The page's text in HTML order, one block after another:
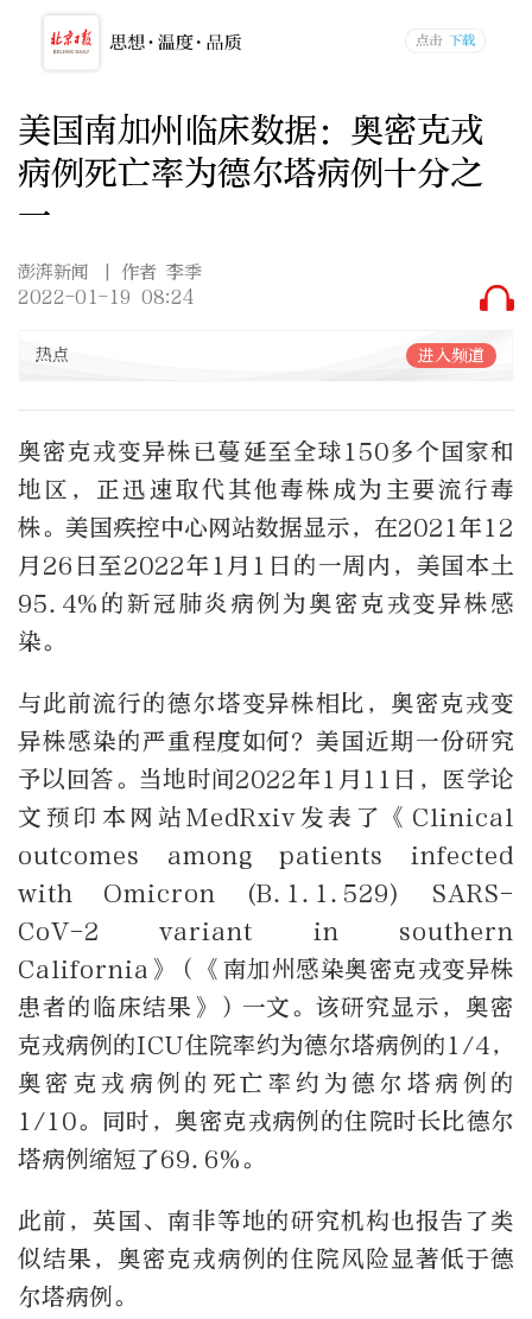
美国南加州临床数据：奥密克戎
病例死亡率为德尔塔病例十分之
一
澎湃新闻
| 作者 李季
2022-01-19 08:24
热点 进入频道
奥密克戎变异株已蔓延至全球150多个国家和
地区，正迅速取代其他毒株成为主要流行毒
株。美国疾控中心网站数据显示，在2021年12
月26日至2022年1月1日的一周内，美国本土
95.4%的新冠肺炎病例为奥密克戎变异株感
染。
与此前流行的德尔塔变异株相比，奥密克戎变
异株感染的严重程度如何？美国近期一份研究
予以回答。当地时间2022年1月11日，医学论
文预印本网站MedRxiv发表了《Clinical
outcomes among patients infected
with Omicron (B.1.1.529) SARS-
CoV-2 variant in southern
California》（《南加州感染奥密克戎变异株
患者的临床结果》）一文。该研究显示，奥密
克戎病例的ICU住院率约为德尔塔病例的1/4，
奥密克戎病例的死亡率约为德尔塔病例的
1/10。同时，奥密克戎病例的住院时长比德尔
塔病例缩短了69.6%。
此前，英国、南非等地的研究机构也报告了类
似结果，奥密克戎病例的住院风险显著低于德
尔塔病例。